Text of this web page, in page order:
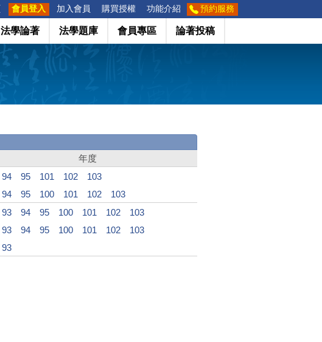
會員登入 加入會員 購買授權 功能介紹 預約服務
法學論著 法學題庫 會員專區 論著投稿
年度
94 95 101 102
103
94 95 100 101 102
103
93 94 95 100 101 102
103
93 94 95 100 101 102
103
93